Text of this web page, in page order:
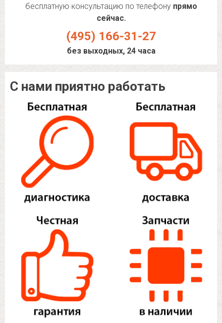
бесплатную консультацию по телефону прямо
сейчас.
(495) 166-31-27
без выходных, 24 часа
С нами приятно работать